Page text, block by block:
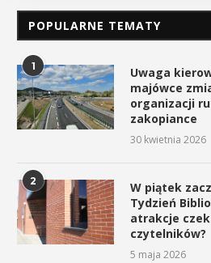
POPULARNE TEMATY
1
Uwaga
majówce
organizacji
zakopiance
30 kwietnia 2026
2
W piątek
Tydzień
atrakcje
czytelników?
5 maja 2026